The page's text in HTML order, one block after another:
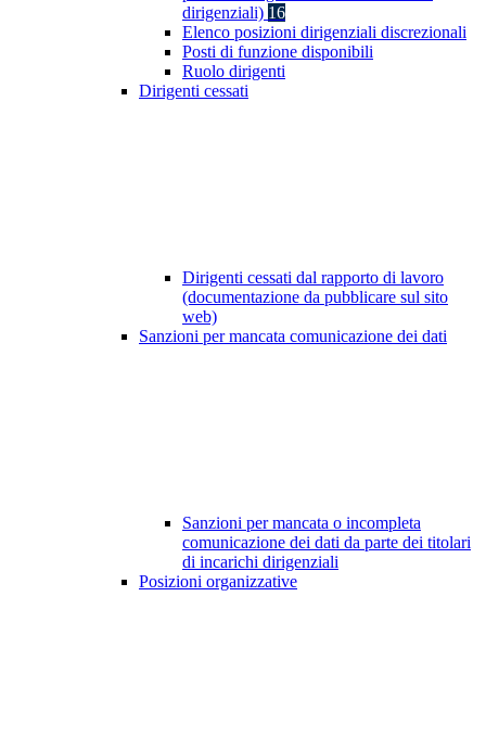
dirigenziali) 16
Elenco posizioni dirigenziali discrezionali
Posti di funzione disponibili
Ruolo dirigenti
Dirigenti cessati
Dirigenti cessati dal rapporto di lavoro
(documentazione da pubblicare sul sito
web)
Sanzioni per mancata comunicazione dei dati
Sanzioni per mancata o incompleta
comunicazione dei dati da parte dei titolari
di incarichi dirigenziali
Posizioni organizzative